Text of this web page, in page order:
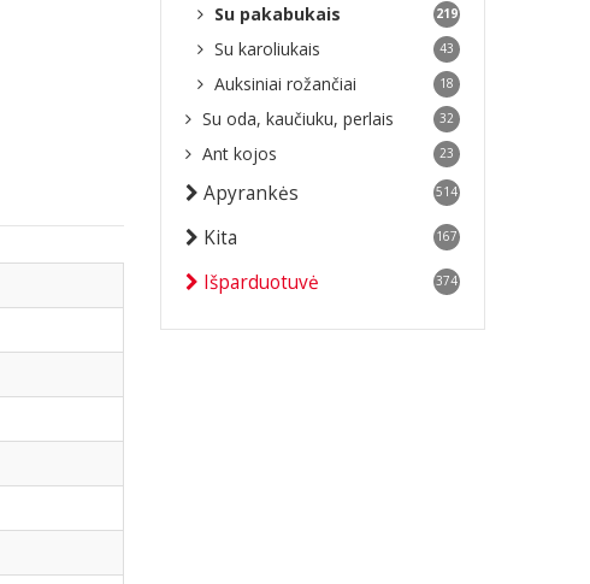
Su pakabukais 219
Su karoliukais 43
Auksiniai rožančiai 18
Su oda, kaučiuku, perlais 32
Ant kojos 23
Apyrankės 514
Kita 167
Išparduotuvė 374